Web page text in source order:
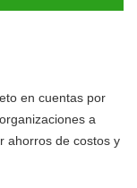
en cuentas por
a
ahorros de costos y